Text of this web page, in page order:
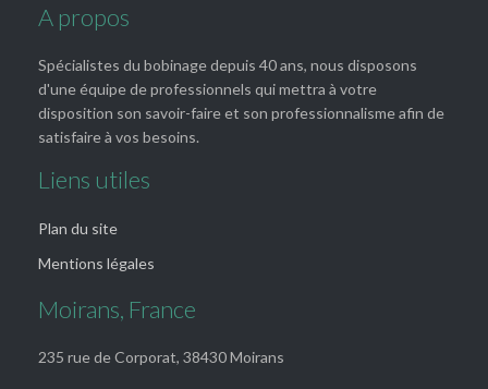
A propos
Spécialistes du bobinage depuis 40 ans, nous disposons
d'une équipe de professionnels qui mettra à votre
disposition son savoir-faire et son professionnalisme afin de
satisfaire à vos besoins.
Liens utiles
Plan du site
Mentions légales
Moirans, France
235 rue de Corporat, 38430 Moirans